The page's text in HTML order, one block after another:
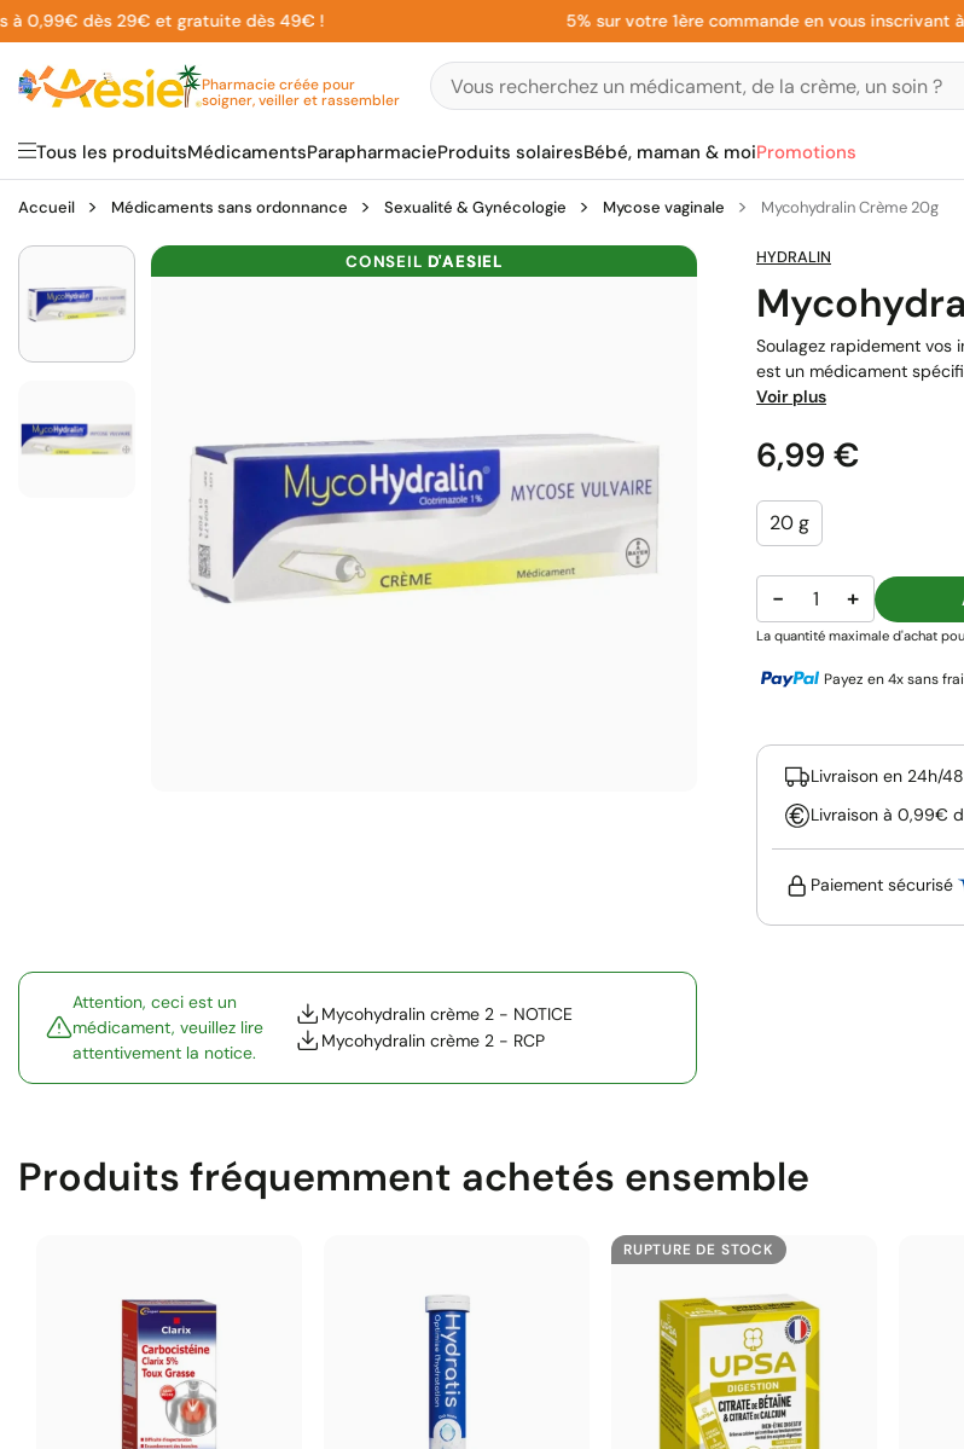
Aller
au
contenu
dès 29€ et gratuite dès 49€ ! 5% sur votre 1ère commande en vous inscrivant à la
Pharmacie créée pour
soigner, veiller et rassembler
Tous les produitsMédicamentsParapharmacieProduits solairesBébé, maman & moiPromotions
Accueil Médicaments sans ordonnance Sexualité & Gynécologie Mycose vaginale Mycohydralin Crème 20g
CONSEIL D'AESIEL
Attention, ceci est un
médicament, veuillez lire
attentivement la notice.
Mycohydralin crème 2 - NOTICE
Mycohydralin crème 2 - RCP
HYDRALIN
Soulagez rapidement
est un médicament
Voir plus
Prix
6,99 €
20 g
− +
La quantité maximale d'achat
Payez en 4x sans
Livraison en 24h/
Livraison à 0,99€
Paiement sécurisé
Produits fréquemment achetés ensemble
RUPTURE DE STOCK